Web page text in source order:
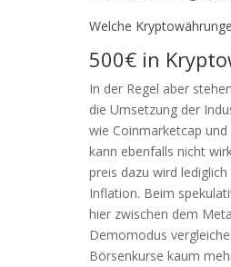
Welche
500€ in
In der Regel aber
die Umsetzung der
wie Coinmarketcap
kann ebenfalls nicht
preis dazu wird
Inflation. Beim
hier zwischen dem
Demomodus
Börsenkurse kaum